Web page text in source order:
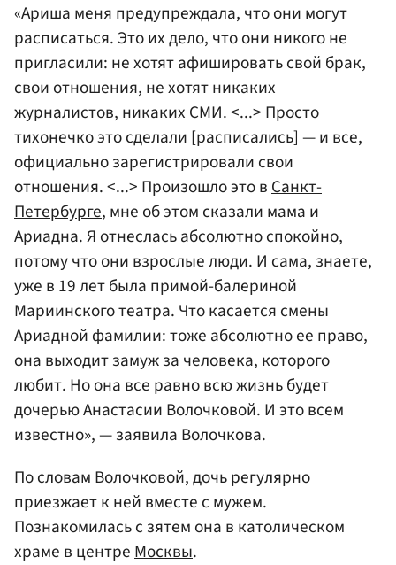
«Ариша меня предупреждала, что они могут
расписаться. Это их дело, что они никого не
пригласили: не хотят афишировать свой брак,
cвои отношения, не хотят никаких
журналистов, никаких СМИ. <...> Просто
тихонечко это сделали [расписались] — и все,
официально зарегистрировали свои
отношения. <...> Произошло это вСанкт-
Петербурге, мне об этом сказали мама и
Ариадна. Я отнеслась абсолютно спокойно,
потому что они взрослые люди. И сама, знаете,
уже в 19 лет была примой-балериной
Мариинского театра. Что касается смены
Ариадной фамилии: тоже абсолютно ее право,
она выходит замуж за человека, которого
любит. Но она все равно всю жизнь будет
дочерью Анастасии Волочковой. И это всем
известно», — заявила Волочкова.
По словам Волочковой, дочь регулярно
приезжает к ней вместе с мужем.
Познакомилась с зятем она в католическом
храме в центре Москвы.